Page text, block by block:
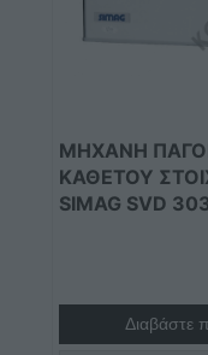
ΜΗΧΑΝΗ
ΚΑΘΕΤΟΥ
SIMAG SVD
Διαβάστε